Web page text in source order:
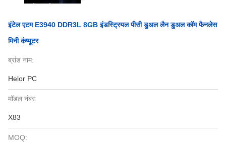
इंटेल एटम E3940 DDR3L 8GB इंडस्ट्रियल पीसी डुअल लैन डुअल कॉम फैनलेस
मिनी कंप्यूटर
ब्रांड नाम:
Helor PC
मॉडल नंबर:
X83
MOQ: